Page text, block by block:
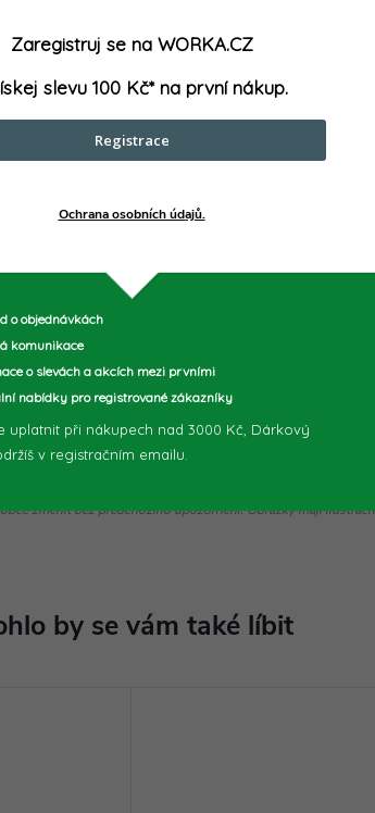
změnit bez předchozího upozornění. Obrázky mají
Zaregistruj se na WORKA.CZ
slevu 100 Kč* na první nákup.
Registrace
Ochrana osobních údajů.
o objednávkách
komunikace
o slevách a akcích mezi prvními
nabídky pro registrované zákazníky
uplatnit při nákupech nad 3000 Kč, Dárkový
v registračním emailu.